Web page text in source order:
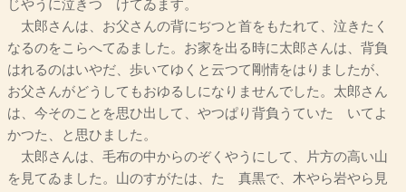
じやうに泣きつゞけてゐます。
太郎さんは、お父さんの背にぢつと首をもたれて、泣きたく
なるのをこらへてゐました。お家を出る時に太郎さんは、背負
はれるのはいやだ、歩いてゆくと云つて剛情をはりましたが、
お父さんがどうしてもおゆるしになりませんでした。太郎さん
は、今そのことを思ひ出して、やつぱり背負うていたゞいてよ
かつた、と思ひました。
太郎さんは、毛布の中からのぞくやうにして、片方の高い山
を見てゐました。山のすがたは、たゞ真黒で、木やら岩やら見